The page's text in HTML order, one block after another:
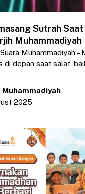
Sutrah
Muhammadiyah
Muhammadiyah –
di depan saat salat,
Muhammadiyah
2025